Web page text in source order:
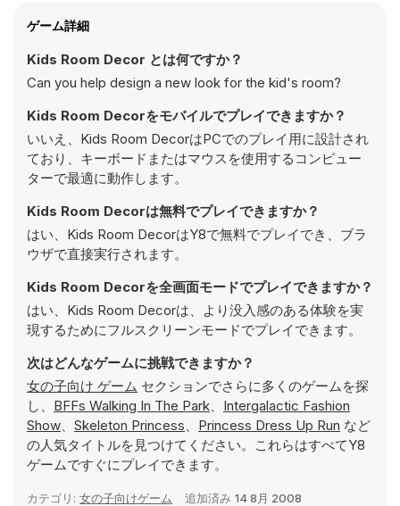
ゲーム詳細
Kids Room Decor とは何ですか？
Can you help design a new look for the kid's room?
Kids Room Decorをモバイルでプレイできますか？
いいえ、Kids Room DecorはPCでのプレイ用に設計され
ており、キーボードまたはマウスを使用するコンピュー
ターで最適に動作します。
Kids Room Decorは無料でプレイできますか？
はい、Kids Room DecorはY8で無料でプレイでき、ブラ
ウザで直接実行されます。
Kids Room Decorを全画面モードでプレイできますか？
はい、Kids Room Decorは、より没入感のある体験を実
現するためにフルスクリーンモードでプレイできます。
次はどんなゲームに挑戦できますか？
女の子向け ゲーム セクションでさらに多くのゲームを探
し、 BFFs Walking In The Park、 Intergalactic Fashion
Show、 Skeleton Princess、 Princess Dress Up Run など
の人気タイトルを見つけてください。これらはすべてY8
ゲームですぐにプレイできます。
カテゴリ: 女の子向けゲーム 追加済み 14 8月 2008